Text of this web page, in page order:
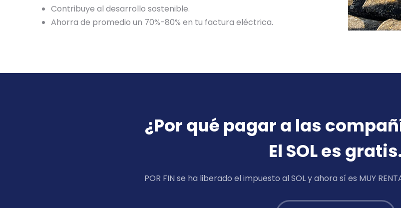
Contribuye al desarrollo sostenible.
Ahorra de promedio un 70%-80% en tu factura eléctrica.
¿Por qué pagar a las
El SOL es
POR FIN se ha liberado el impuesto al SOL y ahora sí es MUY